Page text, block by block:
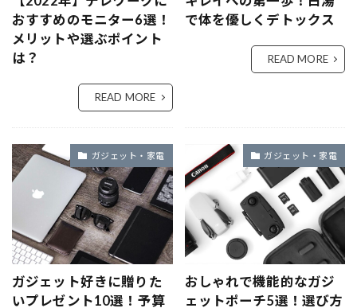
おすすめのモニター6選！
メリットや選ぶポイント
は？
READ MORE
で体を優しくデトックス
READ MORE
ガジェット・家電
ガジェット好きに贈りた
いプレゼント10選！予算
ガジェット・家電
おしゃれで機能的なガジ
ェットポーチ5選！選び方